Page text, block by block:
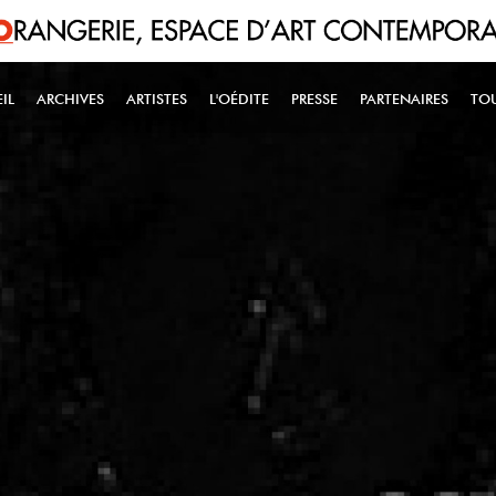
NAVIGATION
ARCHIVES ARTISTES L'OÉDITE PRESSE PARTENAIRES